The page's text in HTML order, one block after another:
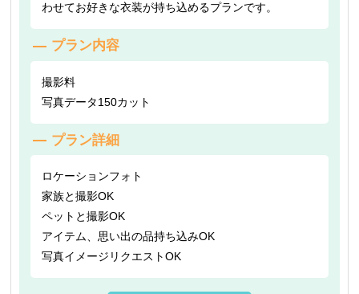
わせてお好きな衣装が持ち込めるプランです。
プラン内容
撮影料
写真データ150カット
プラン詳細
ロケーションフォト
家族と撮影OK
ペットと撮影OK
アイテム、思い出の品持ち込みOK
写真イメージリクエストOK